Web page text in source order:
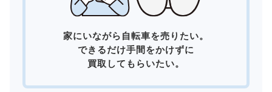
家にいながら自転車を売りたい。
できるだけ手間をかけずに
買取してもらいたい。